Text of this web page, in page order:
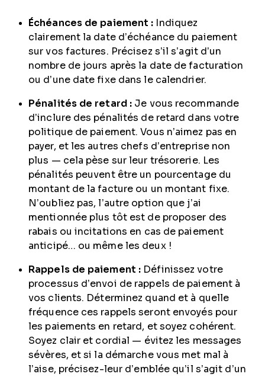
Échéances de paiement : Indiquez
clairement la date d’échéance du paiement
sur vos factures. Précisez s’il s’agit d’un
nombre de jours après la date de facturation
ou d’une date fixe dans le calendrier.
Pénalités de retard : Je vous recommande
d’inclure des pénalités de retard dans votre
politique de paiement. Vous n’aimez pas en
payer, et les autres chefs d’entreprise non
plus — cela pèse sur leur trésorerie. Les
pénalités peuvent être un pourcentage du
montant de la facture ou un montant fixe.
N’oubliez pas, l’autre option que j’ai
mentionnée plus tôt est de proposer des
rabais ou incitations en cas de paiement
anticipé… ou même les deux !
Rappels de paiement : Définissez votre
processus d’envoi de rappels de paiement à
vos clients. Déterminez quand et à quelle
fréquence ces rappels seront envoyés pour
les paiements en retard, et soyez cohérent.
Soyez clair et cordial — évitez les messages
sévères, et si la démarche vous met mal à
l’aise, précisez-leur d’emblée qu’il s’agit d’un